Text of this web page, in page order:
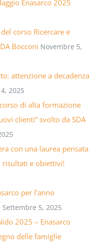
Enasarco 2025
corso Ricercare e
Bocconi Novembre 5,
attenzione a decadenza
2025
di alta formazione
clienti” svolto da SDA
con una laurea pensata
risultati e obiettivi!
per l’anno
Settembre 5, 2025
2025 – Enasarco
delle famiglie